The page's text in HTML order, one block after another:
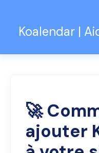
Koalendar |
🚀
ajouter